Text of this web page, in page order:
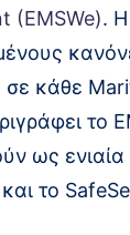
(EMSWe). Η
σε κάθε
το
ως ενιαία
το